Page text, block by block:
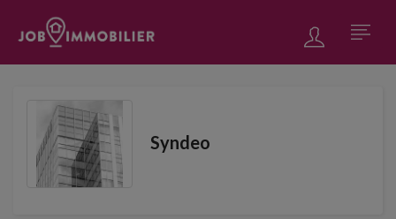
Syndeo